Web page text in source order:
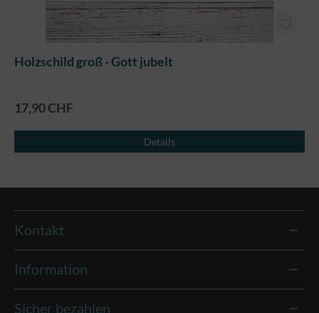
Holzschild groß - Gott jubelt
17,90 CHF
Details
Kontakt
Information
Sicher bezahlen